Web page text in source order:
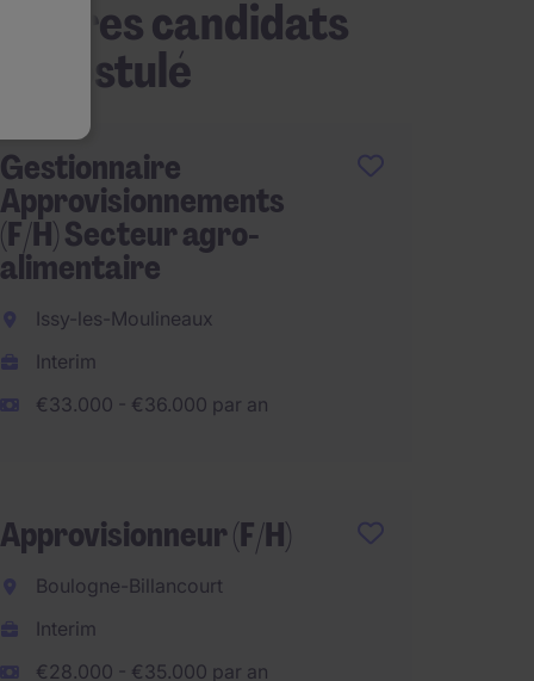
D’autres candidats
ont postulé
Gestionnaire
Approvisionnements
(F/H) Secteur agro-
alimentaire
Issy-les-Moulineaux
Interim
€33.000 - €36.000 par an
Approvisionneur (F/H)
Boulogne-Billancourt
Interim
€28.000 - €35.000 par an